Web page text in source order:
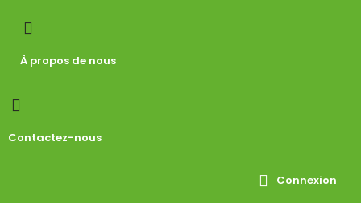
À propos de nous
Contactez-nous
Connexion